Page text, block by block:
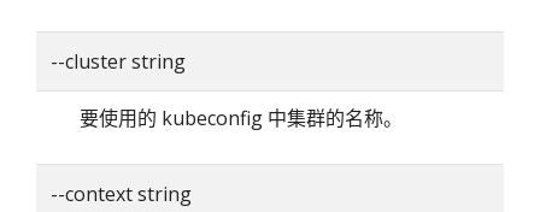
--cluster string
要使用的 kubeconfig 中集群的名称。
--context string